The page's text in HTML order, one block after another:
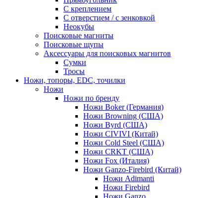
С креплением
С отверстием / с зенковкой
Неокубы
Поисковые магниты
Поисковые щупы
Аксессуары для поисковых магнитов
Сумки
Тросы
Ножи, топоры, EDC, точилки
Ножи
Ножи по бренду
Ножи Boker (Германия)
Ножи Browning (США)
Ножи Byrd (США)
Ножи CIVIVI (Китай)
Ножи Cold Steel (США)
Ножи CRKT (США)
Ножи Fox (Италия)
Ножи Ganzo-Firebird (Китай)
Ножи Adimanti
Ножи Firebird
Ножи Ganzo